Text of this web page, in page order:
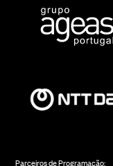
Parceiros de Programação: